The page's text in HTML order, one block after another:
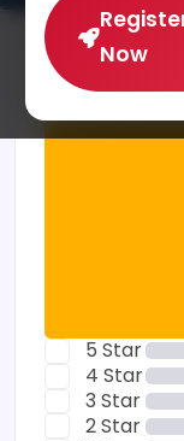
Now
Average
5 Star
4 Star
3 Star
2 Star